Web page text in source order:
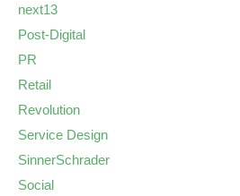
next13
Post-Digital
PR
Retail
Revolution
Service Design
SinnerSchrader
Social